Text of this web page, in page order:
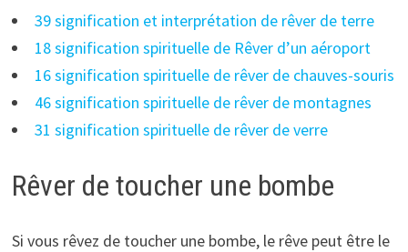
39 signification et interprétation de rêver de terre
18 signification spirituelle de Rêver d’un aéroport
16 signification spirituelle de rêver de chauves-souris
46 signification spirituelle de rêver de montagnes
31 signification spirituelle de rêver de verre
Rêver de toucher une bombe
Si vous rêvez de toucher une bombe, le rêve peut être le